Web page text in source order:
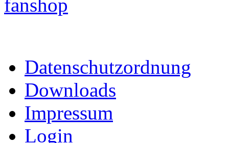
Datenschutzordnung
Downloads
Impressum
Login